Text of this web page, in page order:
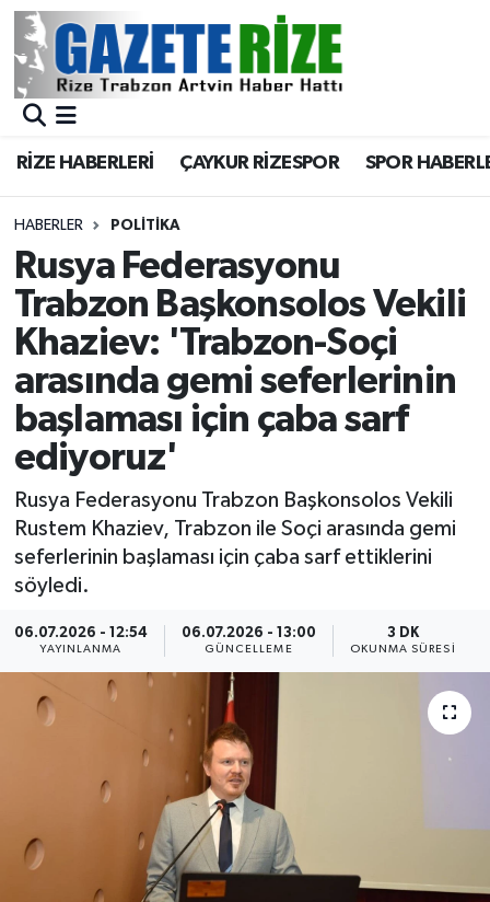
RİZE HABERLERİ ÇAYKUR RİZESPOR SPOR
HABERLER POLİTİKA
Rusya Federasyonu
Trabzon Başkonsolos Vekili
Khaziev: 'Trabzon-Soçi
arasında gemi seferlerinin
başlaması için çaba sarf
ediyoruz'
Rusya Federasyonu Trabzon Başkonsolos Vekili
Rustem Khaziev, Trabzon ile Soçi arasında gemi
seferlerinin başlaması için çaba sarf ettiklerini
söyledi.
06.07.2026 - 12:54
YAYINLANMA
06.07.2026 - 13:00
GÜNCELLEME
3 DK
OKUNMA SÜRESI
BÖLGEMİZ
Asayiş
Rize Jandarma Komutanlığı
Bilim Teknoloji
Advertising news
Canlı Maç
ÇEVRE
Dış Haberler
Dünya
EĞİTİM
EKONOMİ
English News
Merkez Nöbetçi Eczaneler
Merkez Trafik Yoğunluk Haritası
Süper Lig Puan Durumu ve Fikstür
Tüm Manşetler
Son Dakika Haberleri
Haber Arşivi